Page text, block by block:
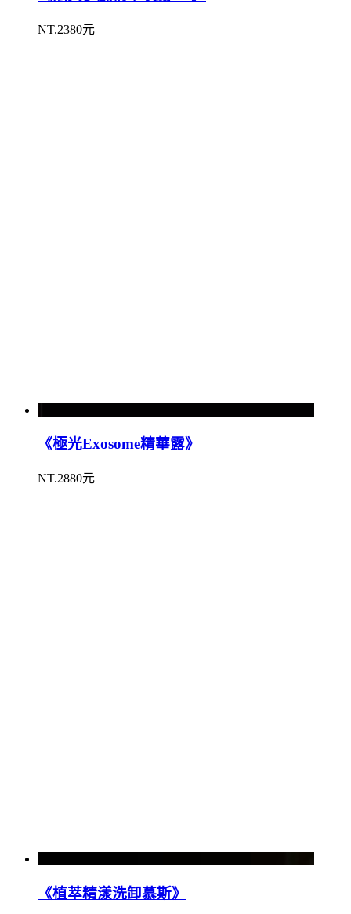
NT.2380元
《極光Exosome精華露》
NT.2880元
《植萃精漾洗卸慕斯》